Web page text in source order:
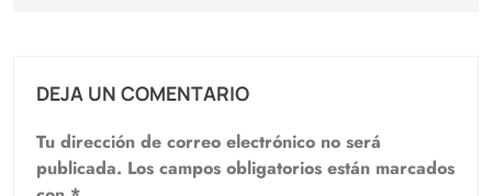
DEJA UN COMENTARIO
Tu dirección de correo electrónico no será
publicada. Los campos obligatorios están marcados